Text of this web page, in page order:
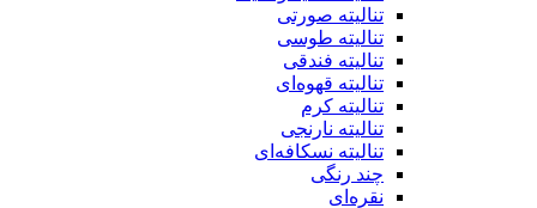
تنالیته صورتی
تنالیته طوسی
تنالیته فندقی
تنالیته قهوه‌ای
تنالیته کرم
تنالیته نارنجی
تنالیته نسکافه‌ای
چند رنگی
نقره‌ای